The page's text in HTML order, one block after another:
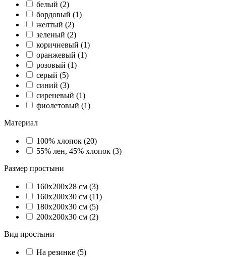
белый (2)
бордовый (1)
желтый (2)
зеленый (2)
коричневый (1)
оранжевый (1)
розовый (1)
серый (5)
синий (3)
сиреневый (1)
фиолетовый (1)
Материал
100% хлопок (20)
55% лен, 45% хлопок (3)
Размер простыни
160х200х28 см (3)
160х200х30 см (11)
180х200х30 см (5)
200х200х30 см (2)
Вид простыни
На резинке (5)